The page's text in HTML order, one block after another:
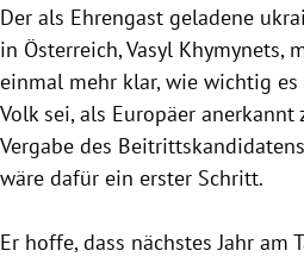
Der als Ehrengast geladene
in Österreich, Vasyl Khymynets,
einmal mehr klar, wie wichtig
Volk sei, als Europäer anerkannt
Vergabe des
wäre dafür ein erster Schritt.
Er hoffe, dass nächstes Jahr am